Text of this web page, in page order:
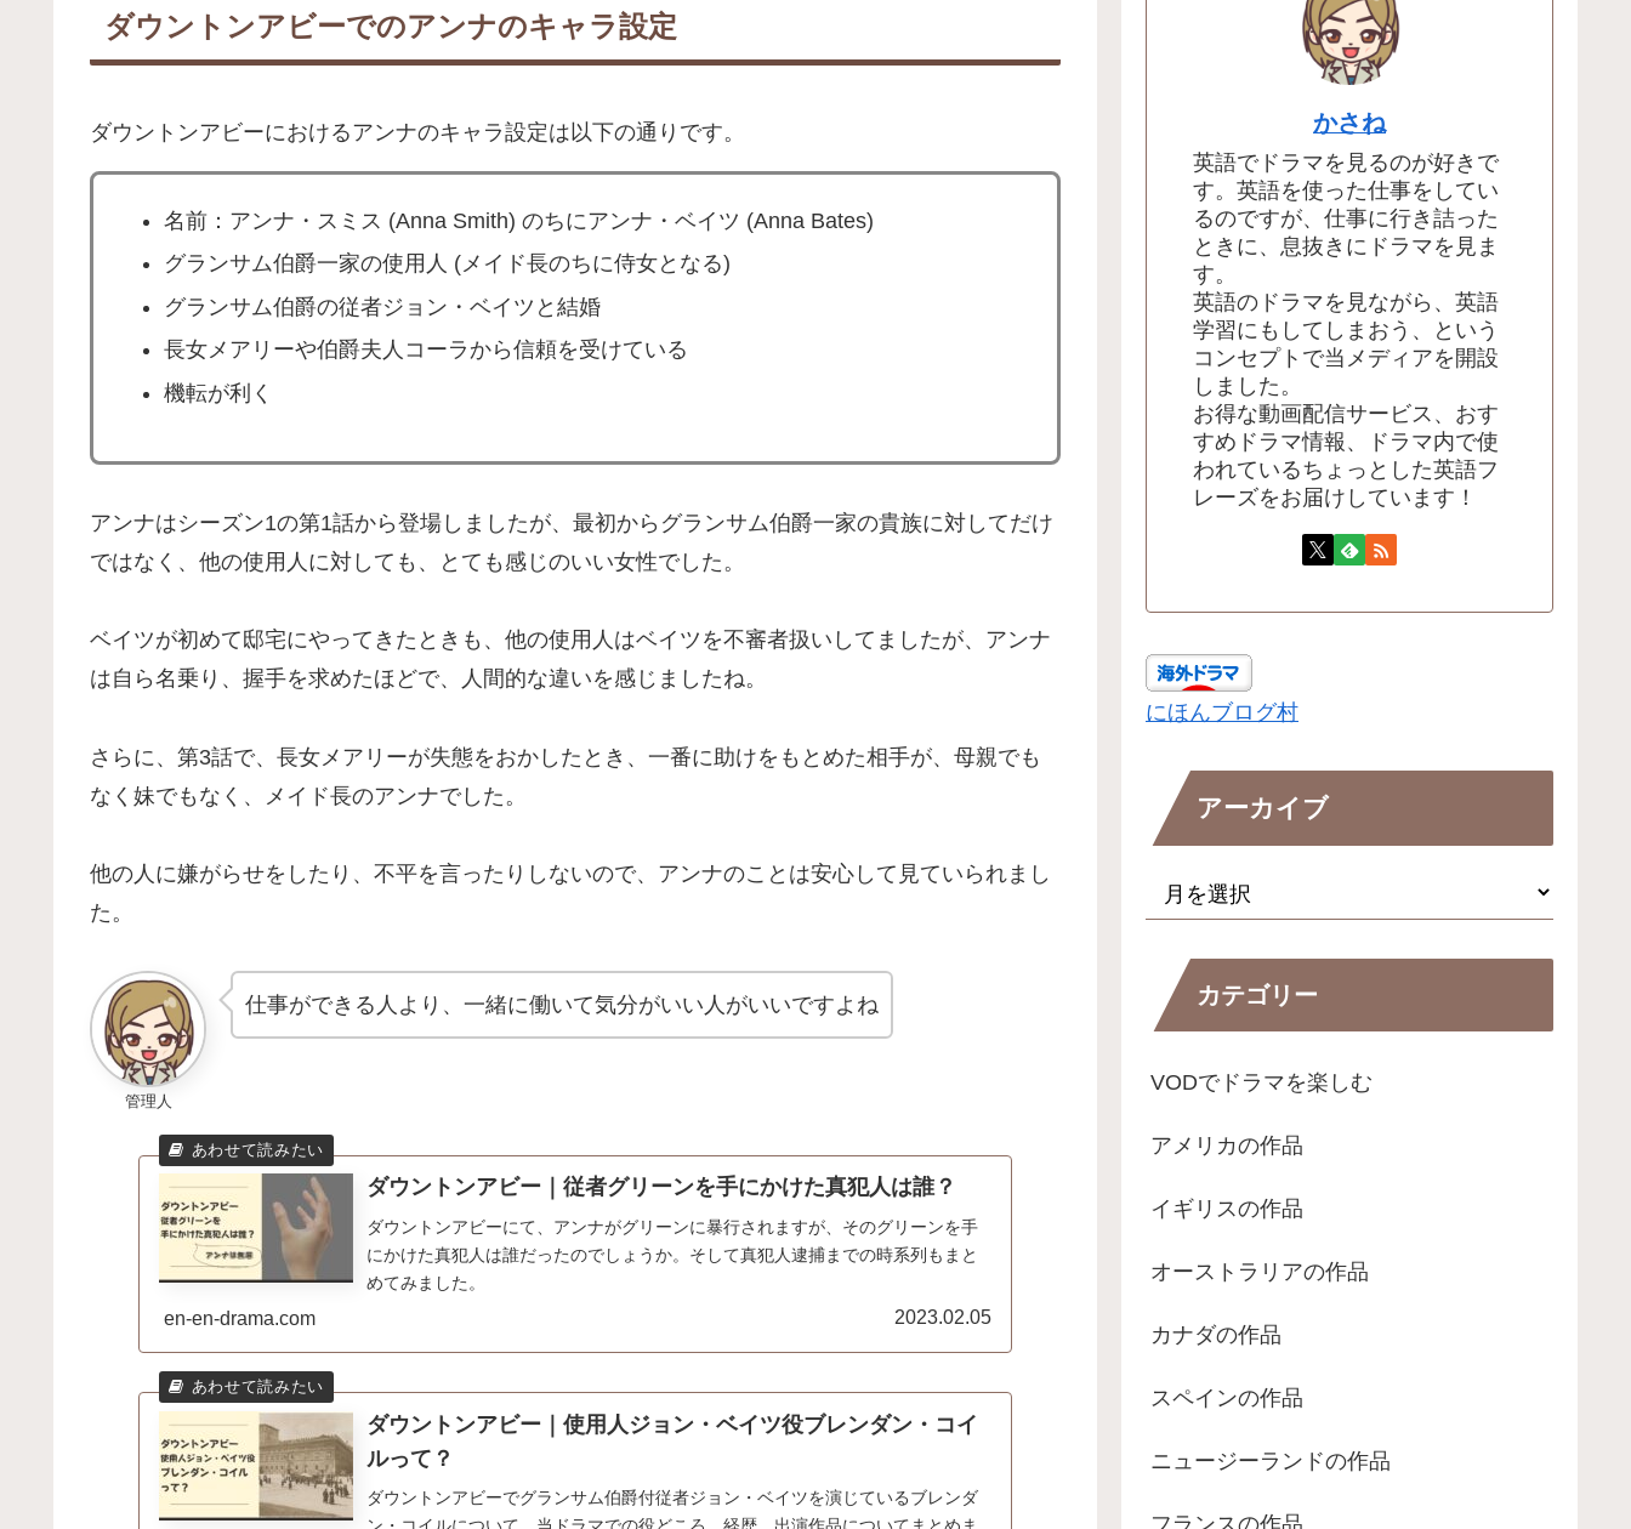
ダウントンアビーでのアンナのキャラ設定
ダウントンアビーにおけるアンナのキャラ設定は以下の通りです。
名前：アンナ・スミス (Anna Smith) のちにアンナ・ベイツ (Anna Bates)
グランサム伯爵一家の使用人 (メイド長のちに侍女となる)
グランサム伯爵の従者ジョン・ベイツと結婚
長女メアリーや伯爵夫人コーラから信頼を受けている
機転が利く
アンナはシーズン1の第1話から登場しましたが、最初からグランサム伯爵一家の貴族に対してだけ
ではなく、他の使用人に対しても、とても感じのいい女性でした。
ベイツが初めて邸宅にやってきたときも、他の使用人はベイツを不審者扱いしてましたが、アンナ
は自ら名乗り、握手を求めたほどで、人間的な違いを感じましたね。
さらに、第3話で、長女メアリーが失態をおかしたとき、一番に助けをもとめた相手が、母親でも
なく妹でもなく、メイド長のアンナでした。
他の人に嫌がらせをしたり、不平を言ったりしないので、アンナのことは安心して見ていられまし
た。
管理人
仕事ができる人より、一緒に働いて気分がいい人がいいですよね
ダウントンアビー｜従者グリーンを手にかけた真犯人は誰？
ダウントンアビーにて、アンナがグリーンに暴行されますが、そのグリーンを手
にかけた真犯人は誰だったのでしょうか。そして真犯人逮捕までの時系列もまと
めてみました。
en-en-drama.com 2023.02.05
ダウントンアビー｜使用人ジョン・ベイツ役ブレンダン・コイ
ルって？
ダウントンアビーでグランサム伯爵付従者ジョン・ベイツを演じているブレンダ
かさね
英語でドラマを見るのが好きで
す。英語を使った仕事をしてい
るのですが、仕事に行き詰った
ときに、息抜きにドラマを見ま
す。
英語のドラマを見ながら、英語
学習にもしてしまおう、という
コンセプトで当メディアを開設
しました。
お得な動画配信サービス、おす
すめドラマ情報、ドラマ内で使
われているちょっとした英語フ
レーズをお届けしています！
にほんブログ村
アーカイブ
カテゴリー
VODでドラマを楽しむ
アメリカの作品
イギリスの作品
オーストラリアの作品
カナダの作品
スペインの作品
ニュージーランドの作品